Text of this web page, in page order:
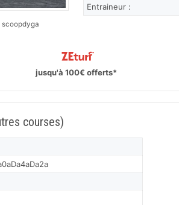
scoopdyga
Entraineur :
jusqu'à 100€ offerts*
courses)